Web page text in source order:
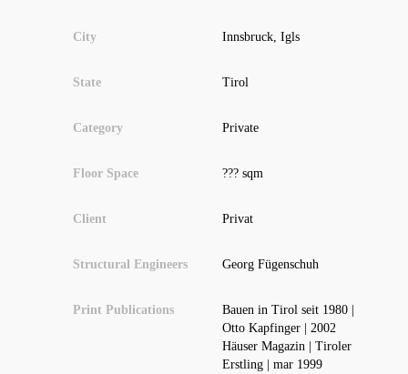
City Innsbruck, Igls
State Tirol
Category Private
Floor Space ??? sqm
Client Privat
Structural Engineers Georg Fügenschuh
Print Publications
Bauen in Tirol seit 1980 |
Otto Kapfinger | 2002
Häuser Magazin | Tiroler
Erstling | mar 1999